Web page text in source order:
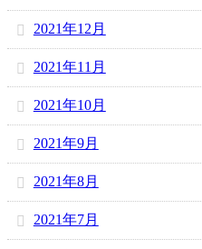
2021年12月
2021年11月
2021年10月
2021年9月
2021年8月
2021年7月